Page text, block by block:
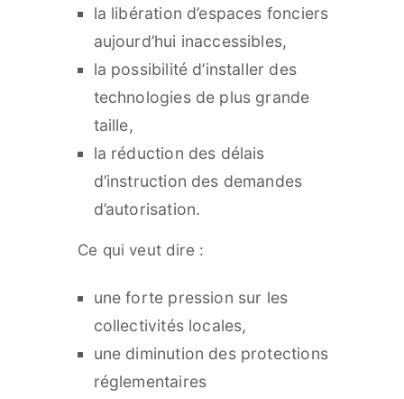
la libération d’espaces fonciers
aujourd’hui inaccessibles,
la possibilité d’installer des
technologies de plus grande
taille,
la réduction des délais
d’instruction des demandes
d’autorisation.
Ce qui veut dire :
une forte pression sur les
collectivités locales,
une diminution des protections
réglementaires